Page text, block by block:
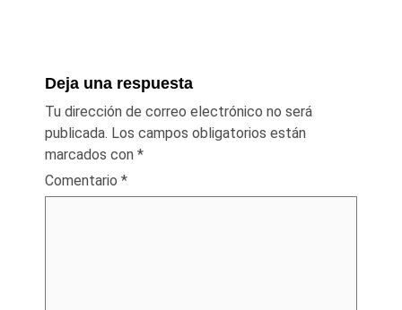
Deja una respuesta
Tu dirección de correo electrónico no será
publicada. Los campos obligatorios están
marcados con *
Comentario *